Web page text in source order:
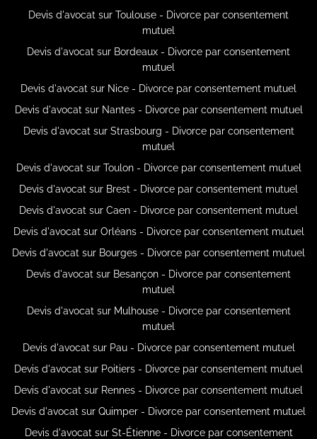
Devis d'avocat sur Toulouse - Divorce par consentement
mutuel
Devis d'avocat sur Bordeaux - Divorce par consentement
mutuel
Devis d'avocat sur Nice - Divorce par consentement mutuel
Devis d'avocat sur Nantes - Divorce par consentement mutuel
Devis d'avocat sur Strasbourg - Divorce par consentement
mutuel
Devis d'avocat sur Toulon - Divorce par consentement mutuel
Devis d'avocat sur Brest - Divorce par consentement mutuel
Devis d'avocat sur Caen - Divorce par consentement mutuel
Devis d'avocat sur Orléans - Divorce par consentement mutuel
Devis d'avocat sur Bourges - Divorce par consentement mutuel
Devis d'avocat sur Besançon - Divorce par consentement
mutuel
Devis d'avocat sur Mulhouse - Divorce par consentement
mutuel
Devis d'avocat sur Pau - Divorce par consentement mutuel
Devis d'avocat sur Poitiers - Divorce par consentement mutuel
Devis d'avocat sur Rennes - Divorce par consentement mutuel
Devis d'avocat sur Quimper - Divorce par consentement mutuel
Devis d'avocat sur St-Étienne - Divorce par consentement